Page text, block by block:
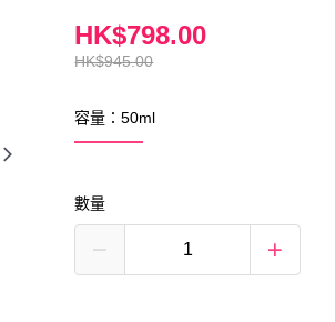
HK$945.00
HK$798.00
容量：50ml
數量